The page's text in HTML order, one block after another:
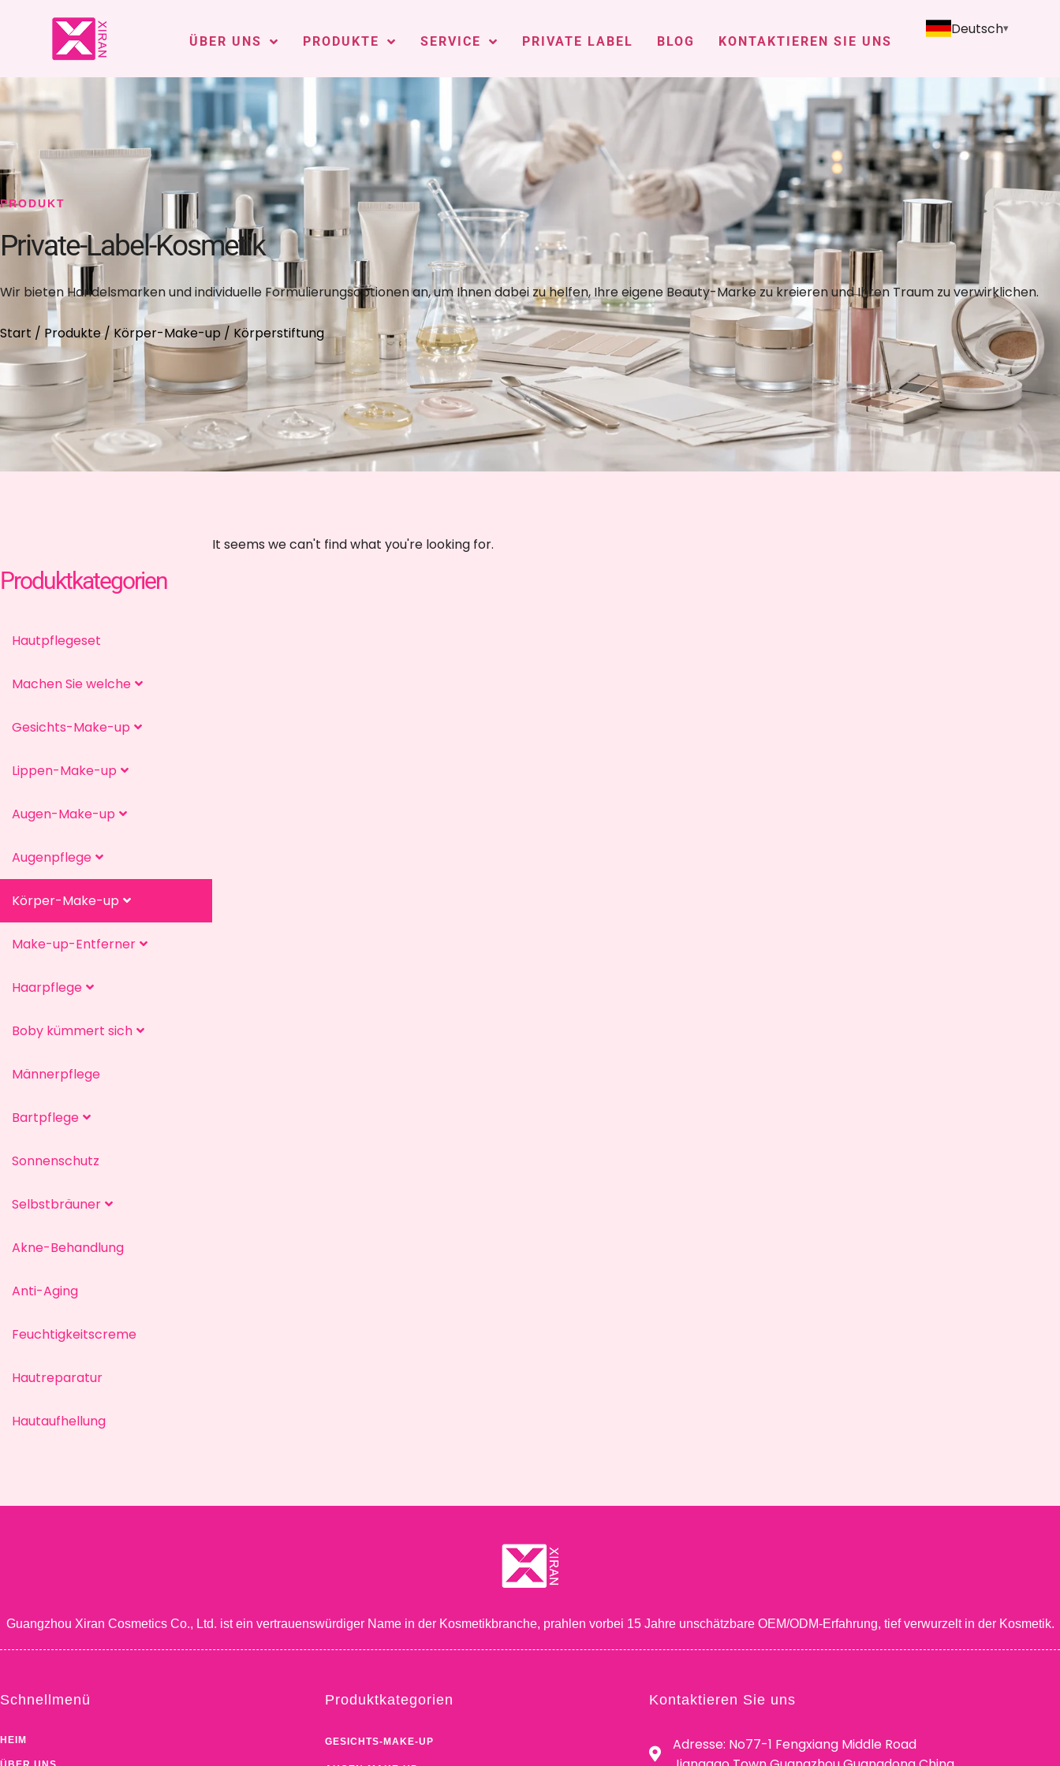
ÜBER UNS PRODUKTE SERVICE PRIVATE LABEL BLOG KONTAKTIEREN SIE UNS
Deutsch
PRODUKT
Private-Label-Kosmetik
Wir bieten Handelsmarken und individuelle Formulierungsoptionen an, um Ihnen dabei zu helfen, Ihre eigene Beauty-Marke zu kreieren und Ihren Traum zu verwirklichen.
Start / Produkte/ Körper-Make-up / Körperstiftung
Produktkategorien
Hautpflegeset
Machen Sie welche
Gesichts-Make-up
Lippen-Make-up
Augen-Make-up
Augenpflege
Körper-Make-up
Make-up-Entferner
Haarpflege
Boby kümmert sich
Männerpflege
Bartpflege
Sonnenschutz
Selbstbräuner
Akne-Behandlung
Anti-Aging
Feuchtigkeitscreme
Hautreparatur
Hautaufhellung
It seems we can't find what you're looking for.
Guangzhou Xiran Cosmetics Co., Ltd. ist ein vertrauenswürdiger Name in der Kosmetikbranche, prahlen vorbei 15 Jahre unschätzbare OEM/ODM-Erfahrung, tief verwurzelt in der Kosmetik.
Schnellmenü
HEIM
Produktkategorien
GESICHTS-MAKE-UP
Kontaktieren Sie uns
Adresse: No77-1 Fengxiang Middle Road